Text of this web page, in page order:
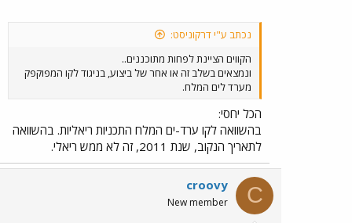
נכתב ע"י דרקוניסט:
הקווים הציינת לפחות מתוכננים..
ונמצאים בשלב זה או אחר של ביצוע, בניגוד לקו המפוקפק
מערד לים המלח.
הכל יחסי:
בהשוואה לקו ערד-ים המלח התכניות ריאליות. בהשוואה
לתאריך הנקוב, שנת 2011, זה לא ממש ריאלי.
C
croovy
New member